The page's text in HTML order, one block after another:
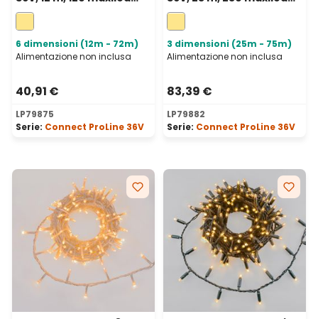
bianco caldo, cavo
marrone, prolungabile
6 dimensioni (12m - 72m)
Alimentazione non inclusa
40,91 €
LP79875
Serie: Connect ProLine 36V
bianco caldo, cavo
trasparente,
prolungabile
3 dimensioni (25m - 75m)
Alimentazione non inclusa
83,39 €
LP79882
Serie: Connect ProLine 36V